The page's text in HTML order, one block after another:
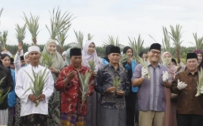
Ketua PCNU Kubu Raya : PD-PKPNU
Sujiwo Apresiasi Syarief Abdullah, Atas
Sumbang 65 Juta Untuk Pembangunan